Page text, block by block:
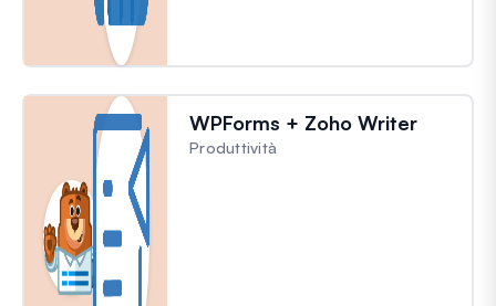
WPForms + Zoho Writer
Produttività